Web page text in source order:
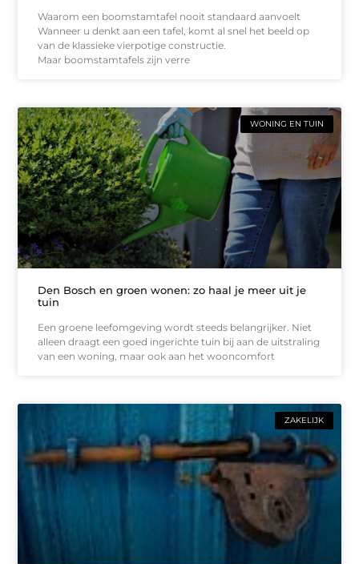
Waarom een boomstamtafel nooit standaard aanvoelt
Wanneer u denkt aan een tafel, komt al snel het beeld op
van de klassieke vierpotige constructie.
Maar boomstamtafels zijn verre
WONING EN TUIN
Den Bosch en groen wonen: zo haal je meer uit je
tuin
Een groene leefomgeving wordt steeds belangrijker. Niet
alleen draagt een goed ingerichte tuin bij aan de uitstraling
van een woning, maar ook aan het wooncomfort
ZAKELIJK